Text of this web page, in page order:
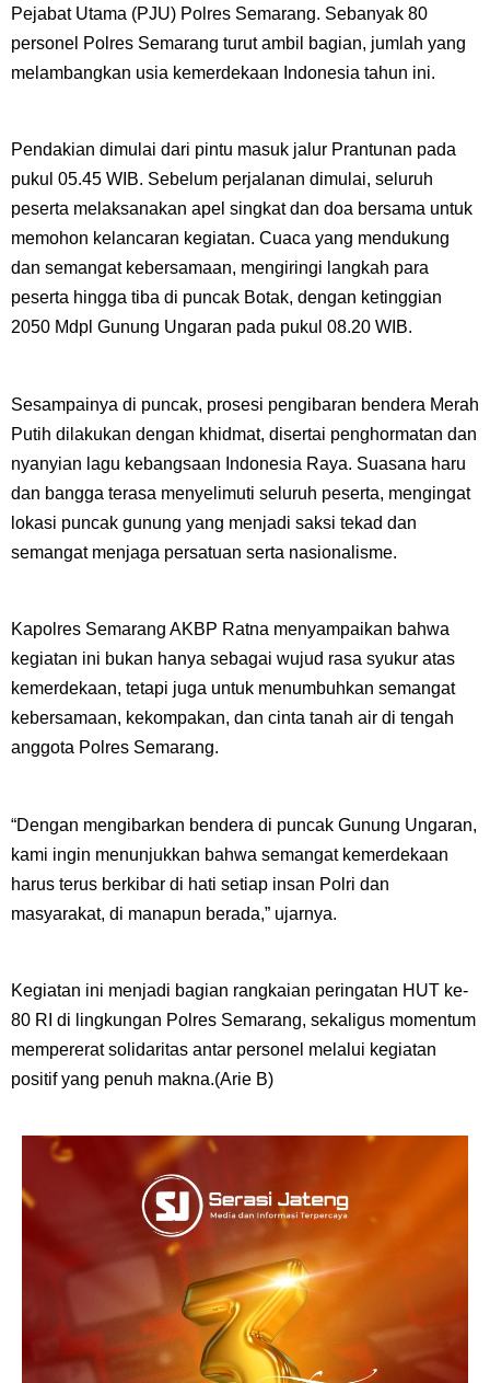
Pejabat Utama (PJU) Polres Semarang. Sebanyak 80
personel Polres Semarang turut ambil bagian, jumlah yang
melambangkan usia kemerdekaan Indonesia tahun ini.
Pendakian dimulai dari pintu masuk jalur Prantunan pada
pukul 05.45 WIB. Sebelum perjalanan dimulai, seluruh
peserta melaksanakan apel singkat dan doa bersama untuk
memohon kelancaran kegiatan. Cuaca yang mendukung
dan semangat kebersamaan, mengiringi langkah para
peserta hingga tiba di puncak Botak, dengan ketinggian
2050 Mdpl Gunung Ungaran pada pukul 08.20 WIB.
Sesampainya di puncak, prosesi pengibaran bendera Merah
Putih dilakukan dengan khidmat, disertai penghormatan dan
nyanyian lagu kebangsaan Indonesia Raya. Suasana haru
dan bangga terasa menyelimuti seluruh peserta, mengingat
lokasi puncak gunung yang menjadi saksi tekad dan
semangat menjaga persatuan serta nasionalisme.
Kapolres Semarang AKBP Ratna menyampaikan bahwa
kegiatan ini bukan hanya sebagai wujud rasa syukur atas
kemerdekaan, tetapi juga untuk menumbuhkan semangat
kebersamaan, kekompakan, dan cinta tanah air di tengah
anggota Polres Semarang.
“Dengan mengibarkan bendera di puncak Gunung Ungaran,
kami ingin menunjukkan bahwa semangat kemerdekaan
harus terus berkibar di hati setiap insan Polri dan
masyarakat, di manapun berada,” ujarnya.
Kegiatan ini menjadi bagian rangkaian peringatan HUT ke-
80 RI di lingkungan Polres Semarang, sekaligus momentum
mempererat solidaritas antar personel melalui kegiatan
positif yang penuh makna.(Arie B)